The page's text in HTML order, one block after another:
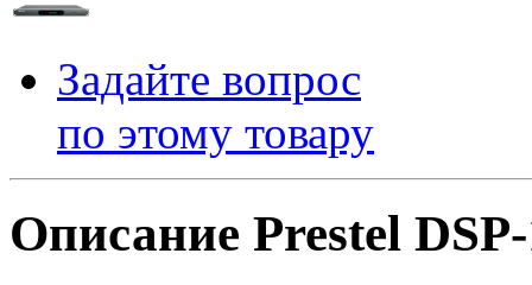
Задайте вопрос
по этому товару
Описание Prestel